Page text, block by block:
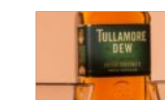
Djursland oplever, at
professionel rengøring
giver ro i hverdagen,
færre sygedage og et
bedre førstehåndsindtryk